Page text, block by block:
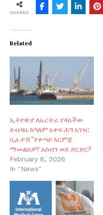
SHARES
Related
ኢትዮጵያ ለኤርትራ የላከችው
ደብዳቤ ከዓለም አቀፍ ሕግ አንፃር
ሲፈተሽ “የቀጣይ እርምጃ
ማመልከቻ? አሰብን ወደ ድርድር?
February 8, 2026
In "News"